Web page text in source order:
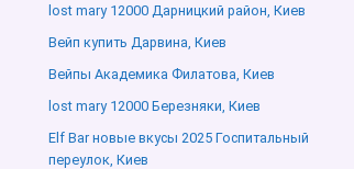
lost mary 12000 Дарницкий район, Киев
Вейп купить Дарвина, Киев
Вейпы Академика Филатова, Киев
lost mary 12000 Березняки, Киев
Elf Bar новые вкусы 2025 Госпитальный
переулок, Киев